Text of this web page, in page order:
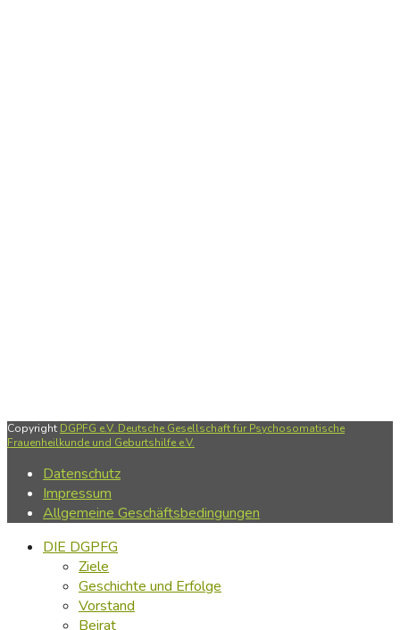
Copyright DGPFG e.V. Deutsche Gesellschaft für Psychosomatische
Frauenheilkunde und Geburtshilfe e.V.
Datenschutz
Impressum
Allgemeine Geschäftsbedingungen
DIE DGPFG
Ziele
Geschichte und Erfolge
Vorstand
Beirat